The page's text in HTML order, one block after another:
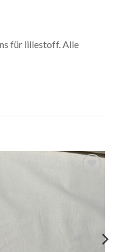
für lillestoff. Alle